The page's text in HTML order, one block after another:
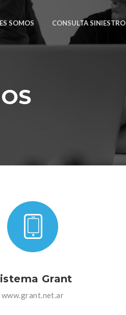
SOMOS CONSULTA SINIESTRO
Grant
www.grant.net.ar